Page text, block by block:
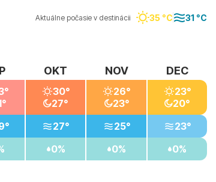
Aktuálne počasie v destinácii 35 °C 31 °C
OKT
30°
27°
27°
0%
NOV
26°
23°
25°
0%
DEC
23°
20°
23°
0%